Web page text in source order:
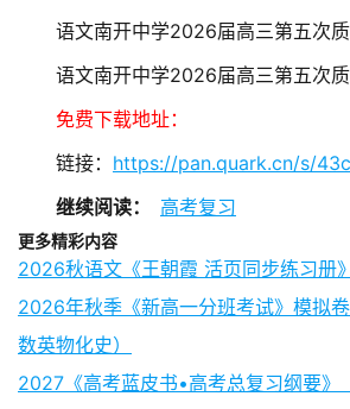
语文南开中学2026届高三第五次
语文南开中学2026届高三第五次
免费下载地址：
链接： https://pan.quark.cn/s/
继续阅读：
高考复习
更多精彩内容
2026秋语文《王朝霞 活页同步练习册
2026年秋季《新高一分班考试》模拟
数英物化史）
2027《高考蓝皮书•高考总复习纲要》